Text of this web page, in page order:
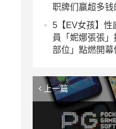
职牌们赢超多钱
5 【EV女孩】
員「妮娜張張
部位」點燃開幕
上一篇